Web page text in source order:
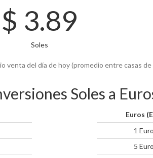
$ 3.89
Soles
venta del día de hoy (promedio entre casas
Soles a
Euros
1
5